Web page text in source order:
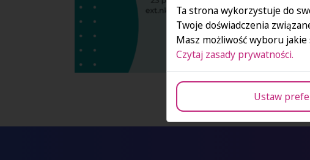
Ta strona wykorzystuje do
Twoje doświadczenia
Masz możliwość wyboru
Czytaj zasady prywatności.
Ustaw